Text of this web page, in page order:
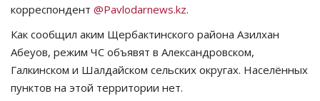
Курултай
Язык
Қазақша Русский
корреспондент @Pavlodarnews.kz.
Как сообщил аким Щербактинского района Азилхан
Абеуов, режим ЧС объявят в Александровском,
Галкинском и Шалдайском сельских округах. Населённых
пунктов на этой территории нет.